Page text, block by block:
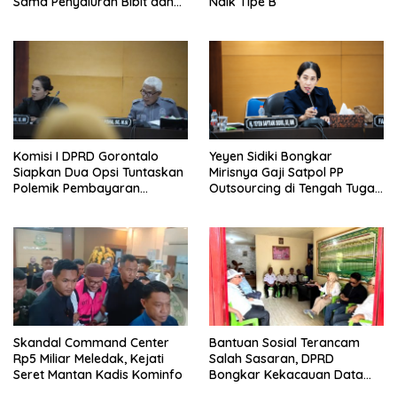
Komisi I DPRD Gorontalo
Siapkan Dua Opsi Tuntaskan
Polemik Pembayaran
Yeyen Sidiki Bongkar
Mirisnya Gaji Satpol PP
Outsourcing di Tengah Tugas
Skandal Command Center
Rp5 Miliar Meledak, Kejati
Seret Mantan Kadis Kominfo
Bantuan Sosial Terancam
Salah Sasaran, DPRD
Bongkar Kekacauan Data